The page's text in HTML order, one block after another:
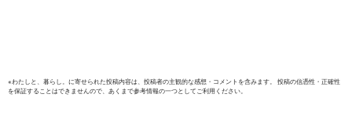
※わたしと、暮らし。 に寄せられた投稿内容は、投稿者の主観的な感想・コメントを含みます。 投稿の信憑性・正確性
を保証することはできませんので、あくまで参考情報の一つとしてご利用ください。